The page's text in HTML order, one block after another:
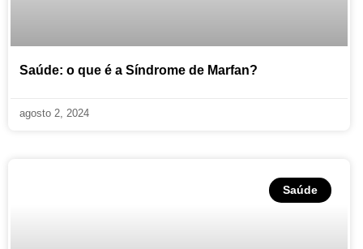
Saúde: o que é a Síndrome de Marfan?
agosto 2, 2024
Saúde